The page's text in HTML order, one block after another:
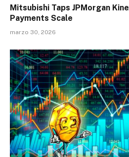
Mitsubishi Taps JPMorgan
Payments Scale
marzo 30, 2026